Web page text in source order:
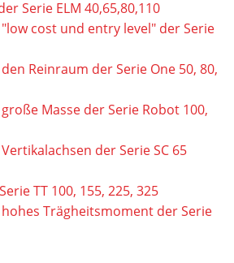
Serie ELM 40,65,80,110
cost und entry level" der Serie
Reinraum der Serie One 50, 80,
Masse der Serie Robot 100,
der Serie SC 65
TT 100, 155, 225, 325
Trägheitsmoment der Serie